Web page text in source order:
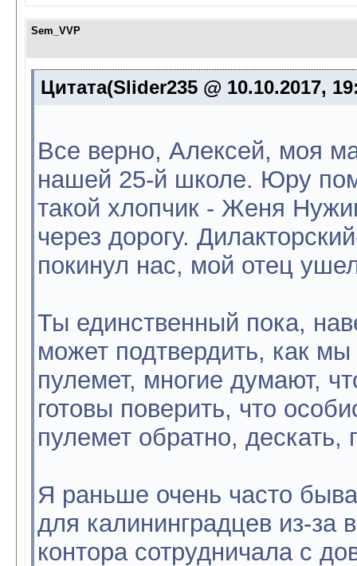
Sem_VVP
Цитата(Slider235 @ 10.10.2017,
Все верно, Алексей, моя
нашей 25-й школе. Юру
такой хлопчик - Женя
через дорогу.
покинул нас, мой отец
Ты единственный пока,
может подтвердить, как
пулемет, многие думают,
готовы поверить, что
пулемет обратно, дескать,
Я раньше очень часто
для калининградцев из-за
контора сотрудничала с